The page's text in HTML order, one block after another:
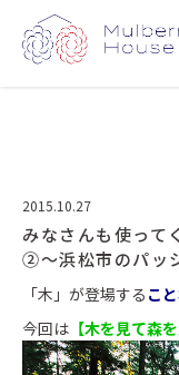
2015.10.27
みなさんも使って
②～浜松市のパッ
「木」が登場する こ
今回は 【木を見て森を